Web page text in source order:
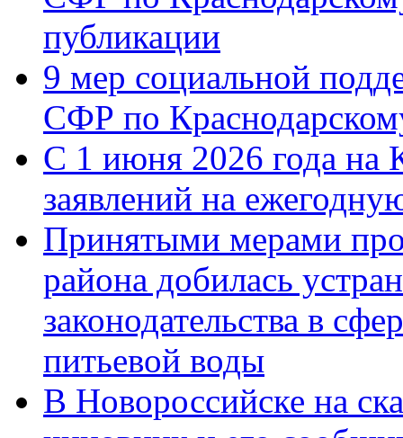
публикации
9 мер социальной
СФР по
С 1 июня 2026 года на
заявлений на
Принятыми мерами
района добилась
законодательства в
питьевой воды
В Новороссийске на